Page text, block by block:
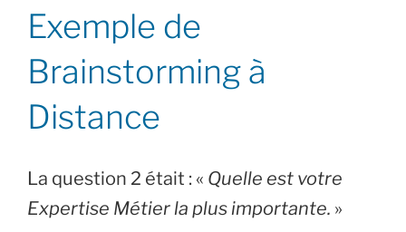
Exemple de
Brainstorming à
Distance
La question 2 était : « Quelle est votre
Expertise Métier la plus importante. »